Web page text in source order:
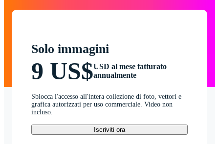
Solo immagini
9 US$USD al mese fatturato
annualmente
Sblocca l'accesso all'intera collezione di foto, vettori e
grafica autorizzati per uso commerciale. Video non
incluso.
Iscriviti ora